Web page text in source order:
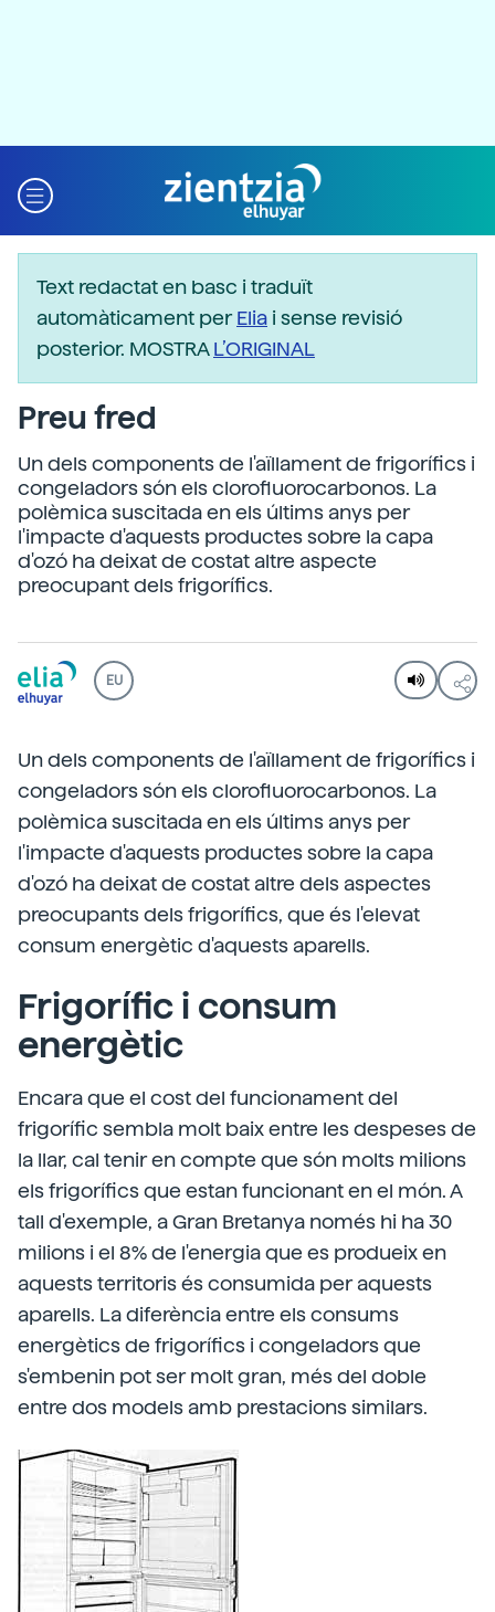
Text redactat en basc i traduït
automàticament perElia i sense revisió
posterior. MOSTRAL’ORIGINAL
Preu fred
Un dels components de l'aïllament de frigorífics i
congeladors són els clorofluorocarbonos. La
polèmica suscitada en els últims anys per
l'impacte d'aquests productes sobre la capa
d'ozó ha deixat de costat altre aspecte
preocupant dels frigorífics.
EU
Un dels components de l'aïllament de frigorífics i
congeladors són els clorofluorocarbonos. La
polèmica suscitada en els últims anys per
l'impacte d'aquests productes sobre la capa
d'ozó ha deixat de costat altre dels aspectes
preocupants dels frigorífics, que és l'elevat
consum energètic d'aquests aparells.
Frigorífic i consum
energètic
Encara que el cost del funcionament del
frigorífic sembla molt baix entre les despeses de
la llar, cal tenir en compte que són molts milions
els frigorífics que estan funcionant en el món. A
tall d'exemple, a Gran Bretanya només hi ha 30
milions i el 8% de l'energia que es produeix en
aquests territoris és consumida per aquests
aparells. La diferència entre els consums
energètics de frigorífics i congeladors que
s'embenin pot ser molt gran, més del doble
entre dos models amb prestacions similars.